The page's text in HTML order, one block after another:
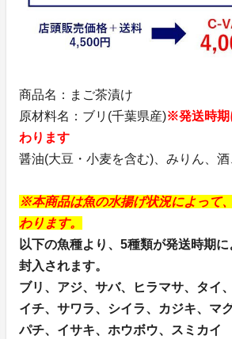
商品名：まご茶漬け
原材料名：ブリ(千葉県産)※発送時期
わります
醤油(大豆・小麦を含む)、みりん、酒
※本商品は魚の水揚げ状況によって
わります。
以下の魚種より、5種類が発送時期
封入されます。
ブリ、アジ、サバ、ヒラマサ、タイ
イチ、サワラ、シイラ、カジキ、マ
パチ、イサキ、ホウボウ、スミカイ